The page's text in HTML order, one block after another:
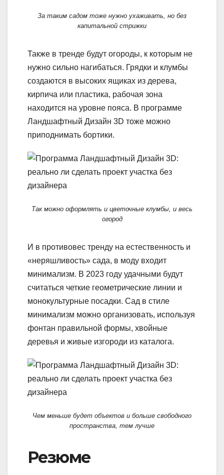
За таким садом тоже нужно ухаживать, но без
капитальной стрижки
Также в тренде будут огороды, к которым не
нужно сильно нагибаться. Грядки и клумбы
создаются в высоких ящиках из дерева,
кирпича или пластика, рабочая зона
находится на уровне пояса. В программе
Ландшафтный Дизайн 3D тоже можно
приподнимать бортики.
Так можно оформлять и цветочные клумбы, и весь
огород
И в противовес тренду на естественность и
«неряшливость» сада, в моду входит
минимализм. В 2023 году удачными будут
считаться четкие геометрические линии и
монокультурные посадки. Сад в стиле
минимализм можно организовать, используя
фонтан правильной формы, хвойные
деревья и живые изгороди из каталога.
Чем меньше будет объектов и больше свободного
пространства, тем лучше
Резюме